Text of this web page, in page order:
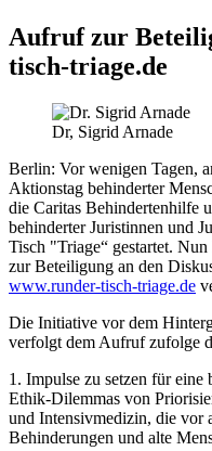
Aufruf zur
tisch-triage.de
Dr, Sigrid Arnade
Berlin: Vor wenigen Tagen,
Aktionstag behinderter
die Caritas Behindertenhilfe
behinderter Juristinnen und
Tisch "Triage“ gestartet.
zur Beteiligung an den
www.runder-tisch-triage.de
Die Initiative vor dem
verfolgt dem Aufruf zufolge
1. Impulse zu setzen für eine
Ethik-Dilemmas von
und Intensivmedizin, die vor
Behinderungen und alte